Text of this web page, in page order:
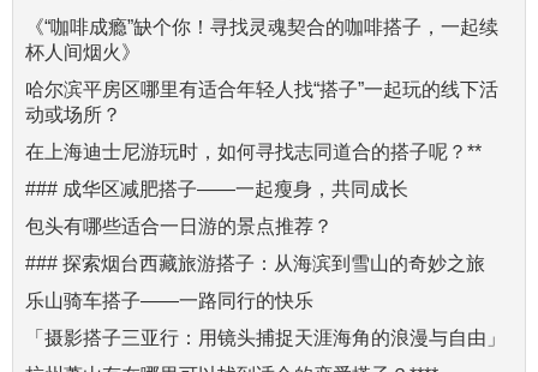
《“咖啡成瘾”缺个你！寻找灵魂契合的咖啡搭子，一起续
杯人间烟火》
哈尔滨平房区哪里有适合年轻人找“搭子”一起玩的线下活
动或场所？
在上海迪士尼游玩时，如何寻找志同道合的搭子呢？**
### 成华区减肥搭子——一起瘦身，共同成长
包头有哪些适合一日游的景点推荐？
### 探索烟台西藏旅游搭子：从海滨到雪山的奇妙之旅
乐山骑车搭子——一路同行的快乐
「摄影搭子三亚行：用镜头捕捉天涯海角的浪漫与自由」